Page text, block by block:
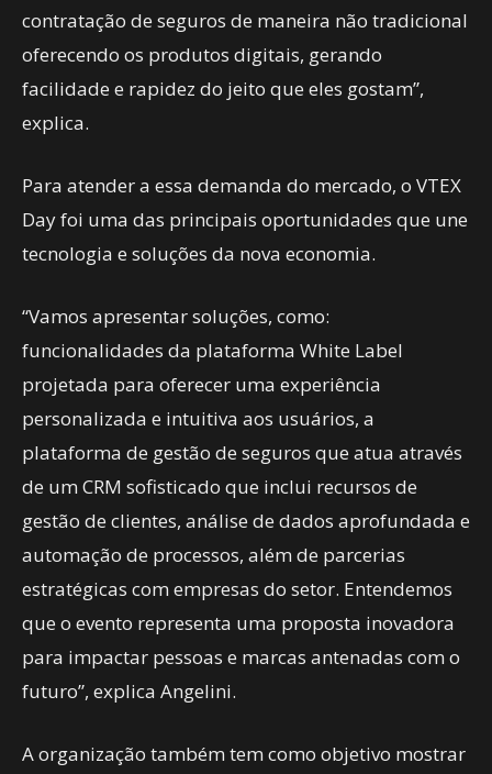
contratação de seguros de maneira não tradicional
oferecendo os produtos digitais, gerando
facilidade e rapidez do jeito que eles gostam”,
explica.
Para atender a essa demanda do mercado, o VTEX
Day foi uma das principais oportunidades que une
tecnologia e soluções da nova economia.
“Vamos apresentar soluções, como:
funcionalidades da plataforma White Label
projetada para oferecer uma experiência
personalizada e intuitiva aos usuários, a
plataforma de gestão de seguros que atua através
de um CRM sofisticado que inclui recursos de
gestão de clientes, análise de dados aprofundada e
automação de processos, além de parcerias
estratégicas com empresas do setor. Entendemos
que o evento representa uma proposta inovadora
para impactar pessoas e marcas antenadas com o
futuro”, explica Angelini.
A organização também tem como objetivo mostrar